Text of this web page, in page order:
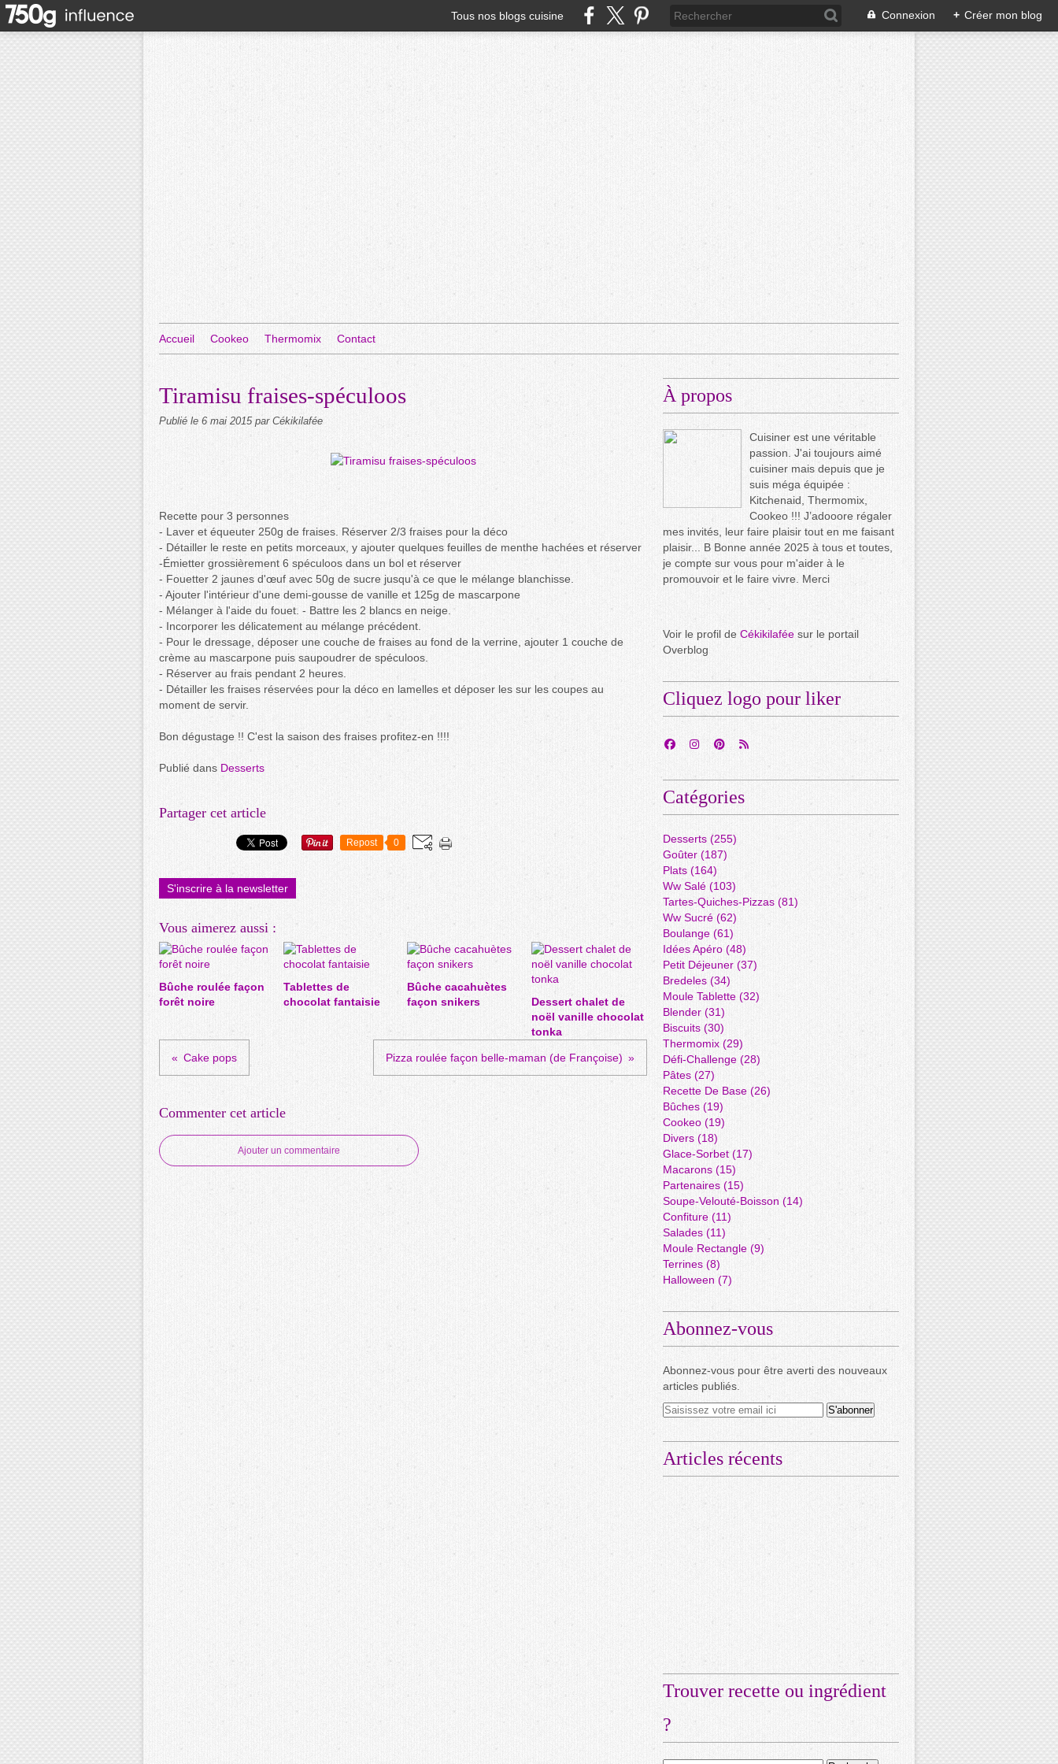
Tous nos blogs cuisine Connexion + Créer mon blog
Accueil Cookeo Thermomix Contact
Tiramisu fraises-spéculoos
Publié le 6 mai 2015 par Cékikilafée
Recette pour 3 personnes
- Laver et équeuter 250g de fraises. Réserver 2/3 fraises pour la déco
- Détailler le reste en petits morceaux, y ajouter quelques feuilles de menthe hachées et réserver
-Émietter grossièrement 6 spéculoos dans un bol et réserver
- Fouetter 2 jaunes d'œuf avec 50g de sucre jusqu'à ce que le mélange blanchisse.
- Ajouter l'intérieur d'une demi-gousse de vanille et 125g de mascarpone
- Mélanger à l'aide du fouet. - Battre les 2 blancs en neige.
- Incorporer les délicatement au mélange précédent.
- Pour le dressage, déposer une couche de fraises au fond de la verrine, ajouter 1 couche de
crème au mascarpone puis saupoudrer de spéculoos.
- Réserver au frais pendant 2 heures.
- Détailler les fraises réservées pour la déco en lamelles et déposer les sur les coupes au
moment de servir.
Bon dégustage !! C'est la saison des fraises profitez-en !!!!
Publié dans Desserts
Partager cet article
Repost 0
S'inscrire à la newsletter
Vous aimerez aussi :
Bûche roulée façon
forêt noire
Tablettes de
chocolat fantaisie
Bûche cacahuètes
façon snikers
Dessert chalet de
noël vanille chocolat
tonka
Cake pops Pizza roulée façon belle-maman (de Françoise)
Commenter cet article
Ajouter un commentaire
À propos
Cuisiner est une véritable
passion. J'ai toujours aimé
cuisiner mais depuis que je
suis méga équipée :
Kitchenaid, Thermomix,
Cookeo !!! J’adooore régaler
mes invités, leur faire plaisir tout en me faisant
plaisir... B Bonne année 2025 à tous et toutes,
je compte sur vous pour m'aider à le
promouvoir et le faire vivre. Merci
Voir le profil de Cékikilafée sur le portail
Overblog
Cliquez logo pour liker
Catégories
Desserts (255)
Goûter (187)
Plats (164)
Ww Salé (103)
Tartes-Quiches-Pizzas (81)
Ww Sucré (62)
Boulange (61)
Idées Apéro (48)
Petit Déjeuner (37)
Bredeles (34)
Moule Tablette (32)
Blender (31)
Biscuits (30)
Thermomix (29)
Défi-Challenge (28)
Pâtes (27)
Recette De Base (26)
Bûches (19)
Cookeo (19)
Divers (18)
Glace-Sorbet(17)
Macarons (15)
Partenaires (15)
Soupe-Velouté-Boisson (14)
Confiture (11)
Salades (11)
Moule Rectangle (9)
Terrines (8)
Halloween (7)
Abonnez-vous
Abonnez-vous pour être averti des nouveaux
articles publiés.
Articles récents
Trouver recette ou ingrédient
?